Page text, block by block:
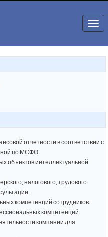
отчетности в соответствии с
по МСФО.
объектов интеллектуальной
налогового, трудового
компетенций сотрудников.
компетенций.
компании для